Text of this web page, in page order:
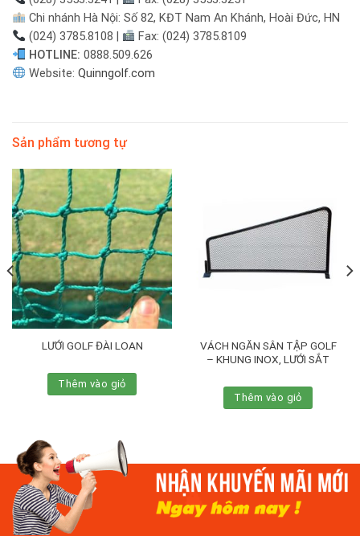
Chi nhánh Hà Nội: Số 82, KĐT Nam An Khánh, Hoài Đức, HN
(024) 3785.8108 |
Fax: (024) 3785.8109
HOTLINE: 0888.509.626
Website: Quinngolf.com
Sản phẩm tương tự
LƯỚI GOLF ĐÀI LOAN
Thêm vào giỏ
VÁCH NGĂN SÂN TẬP GOLF
– KHUNG INOX, LƯỚI SẮT
Thêm vào giỏ